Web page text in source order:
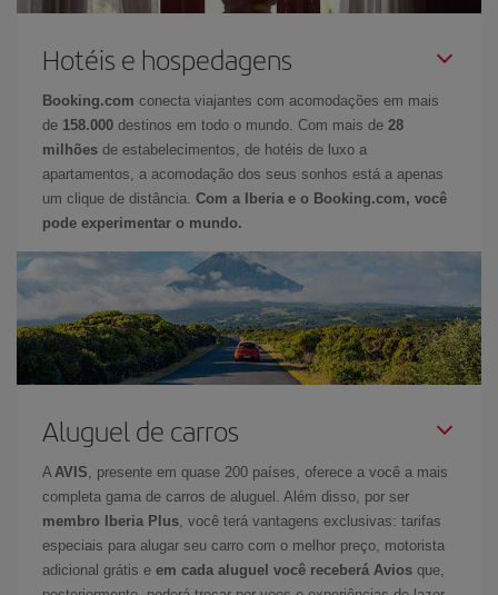
Hotéis e hospedagens
Booking.com conecta viajantes com acomodações em mais
de 158.000 destinos em todo o mundo. Com mais de 28
milhões de estabelecimentos, de hotéis de luxo a
apartamentos, a acomodação dos seus sonhos está a apenas
um clique de distância. Com a Iberia e o Booking.com, você
pode experimentar o mundo.
Aluguel de carros
A AVIS , presente em quase 200 países, oferece a você a mais
completa gama de carros de aluguel. Além disso, por ser
membro Iberia Plus , você terá vantagens exclusivas: tarifas
especiais para alugar seu carro com o melhor preço, motorista
adicional grátis e em cada aluguel você receberá Avios que,